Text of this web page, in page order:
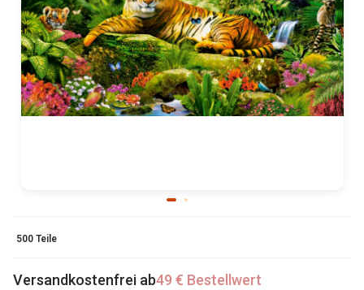
500 Teile
Versandkostenfrei ab49 € Bestellwert